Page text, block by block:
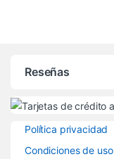
Reseñas
Política privacidad
Condiciones de uso